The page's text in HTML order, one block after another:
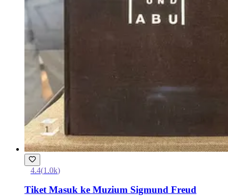
4.4(1.0k)
Tiket Masuk ke Muzium Sigmund Freud